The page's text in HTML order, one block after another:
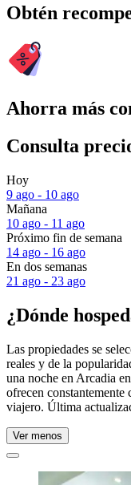
Obtén
Ahorra más
Consulta
Hoy
9 ago - 10 ago
Mañana
10 ago - 11 ago
Próximo fin de semana
14 ago - 16 ago
En dos semanas
21 ago - 23 ago
¿Dónde
Las propiedades se
reales y de la
una noche en Arcadia
ofrecen
viajero. Última
Ver menos